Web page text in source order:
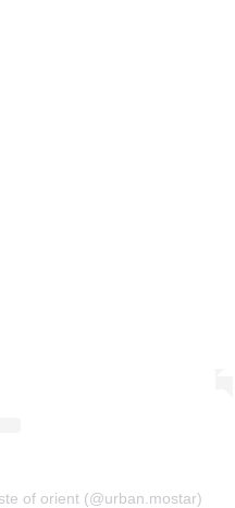
of orient (@urban.mostar)